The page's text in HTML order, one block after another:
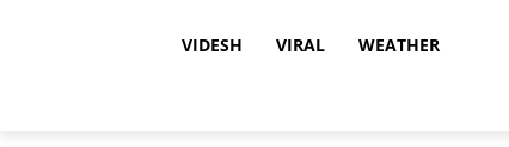
VIDESH VIRAL WEATHER